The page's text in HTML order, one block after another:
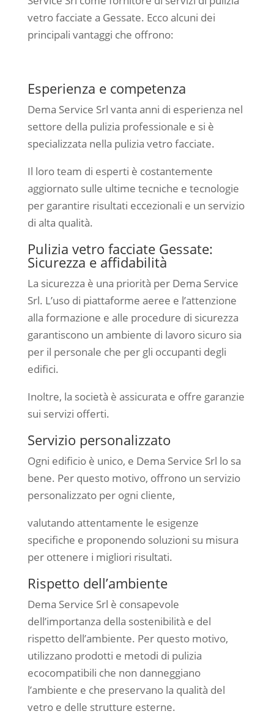
vetro facciate a Gessate. Ecco alcuni dei
principali vantaggi che offrono:
Esperienza e competenza
Dema Service Srl vanta anni di esperienza nel
settore della pulizia professionale e si è
specializzata nella pulizia vetro facciate.
Il loro team di esperti è costantemente
aggiornato sulle ultime tecniche e tecnologie
per garantire risultati eccezionali e un servizio
di alta qualità.
Pulizia vetro facciate Gessate:
Sicurezza e affidabilità
La sicurezza è una priorità per Dema Service
Srl. L’uso di piattaforme aeree e l’attenzione
alla formazione e alle procedure di sicurezza
garantiscono un ambiente di lavoro sicuro sia
per il personale che per gli occupanti degli
edifici.
Inoltre, la società è assicurata e offre garanzie
sui servizi offerti.
Servizio personalizzato
Ogni edificio è unico, e Dema Service Srl lo sa
bene. Per questo motivo, offrono un servizio
personalizzato per ogni cliente,
valutando attentamente le esigenze
specifiche e proponendo soluzioni su misura
per ottenere i migliori risultati.
Rispetto dell’ambiente
Dema Service Srl è consapevole
dell’importanza della sostenibilità e del
rispetto dell’ambiente. Per questo motivo,
utilizzano prodotti e metodi di pulizia
ecocompatibili che non danneggiano
l’ambiente e che preservano la qualità del
vetro e delle strutture esterne.